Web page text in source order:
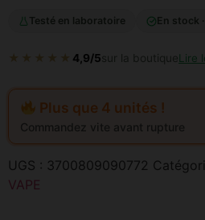
Testé en laboratoire En stock
★★★★★ 4,9/5sur la boutiqueLire
Plus que 4 unités !
Commandez vite avant rupture
UGS : 3700809090772
VAPE